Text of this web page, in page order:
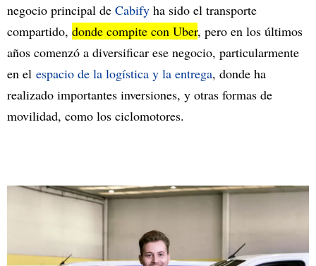
negocio principal de Cabify ha sido el transporte
compartido, donde compite con Uber, pero en los últimos
años comenzó a diversificar ese negocio, particularmente
en el espacio de la logística y la entrega, donde ha
realizado importantes inversiones, y otras formas de
movilidad, como los ciclomotores.